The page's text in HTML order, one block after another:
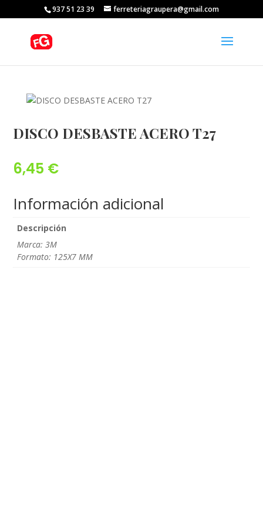
937 51 23 39 ferreteriagraupera@gmail.com
DISCO DESBASTE ACERO T27
6,45 €
Información adicional
Descripción
Marca: 3M
Formato: 125X7 MM